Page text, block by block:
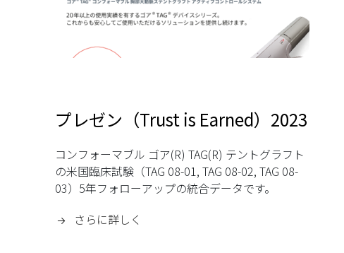
プレゼン（Trust is Earned）2023
コンフォーマブル ゴア(R) TAG(R) テントグラフト
の米国臨床試験（TAG 08-01, TAG 08-02, TAG 08-
03）5年フォローアップの統合データです。
さらに詳しく